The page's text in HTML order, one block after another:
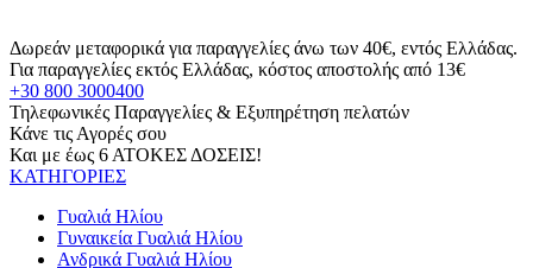
Δωρεάν μεταφορικά για παραγγελίες άνω των 40€, εντός Ελλάδας.
Για παραγγελίες εκτός Ελλάδας, κόστος αποστολής από 13€
+30 800 3000400
Τηλεφωνικές Παραγγελίες & Εξυπηρέτηση πελατών
Κάνε τις Αγορές σου
Και με έως 6 ΑΤΟΚΕΣ ΔΟΣΕΙΣ!
ΚΑΤΗΓΟΡΙΕΣ
Γυαλιά Ηλίου
Γυναικεία Γυαλιά Ηλίου
Ανδρικά Γυαλιά Ηλίου